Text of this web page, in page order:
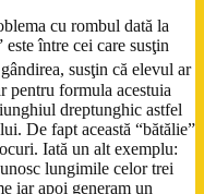
cu rombul dată la
între cei care susţin
susţin că elevul ar
pentru formula acestuia
dreptunghic astfel
De fapt această “bătălie”
Iată un alt exemplu:
lungimile celor trei
iar apoi generam un